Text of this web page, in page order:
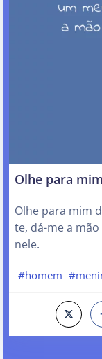
Olhe para
Olhe para mim
te, dá-me a
nele.
#homem